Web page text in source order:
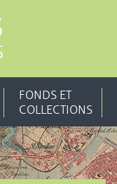
FONDS ET
COLLECTIONS